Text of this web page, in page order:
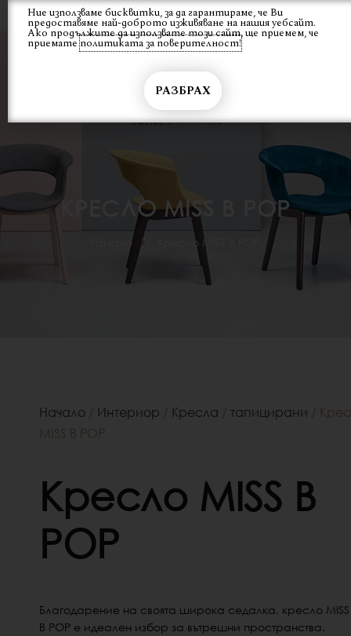
Skip
content
Вход
КРЕСЛО MISS B POP
Начало Кресло MISS B POP
Начало / Интериор / Кресла / тапицирани /
MISS B POP
Кресло MISS B
POP
Благодарение на своята широка седалка, кресло MISS
B POP е идеален избор за вътрешни пространства.
Ние използваме бисквитки, за да гарантираме, че Ви
предоставяме най-доброто изживяване на нашия уебсайт.
Ако продължите да използвате този сайт, ще приемем, че
приематеполитиката за поверителност!
РАЗБРАХ